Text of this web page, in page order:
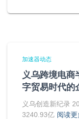
加速器动态
义乌跨境电商
字贸易时代的
义乌创造新纪录
3240.93亿 阅读更